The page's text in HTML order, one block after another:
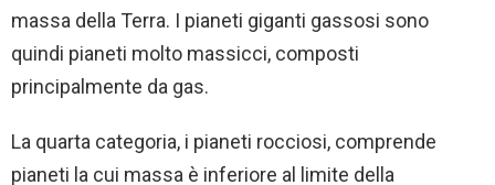
massa della Terra. I pianeti giganti gassosi sono
quindi pianeti molto massicci, composti
principalmente da gas.
La quarta categoria, i pianeti rocciosi, comprende
pianeti la cui massa è inferiore al limite della